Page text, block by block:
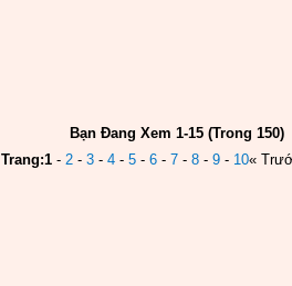
Bạn Đang Xem 1-15 (Trong 150)
Trang:1 -2 -3 -4 -5 -6 -7 -8 -9 - 10«